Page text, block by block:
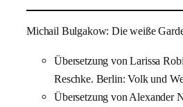
Michail Bulgakow: Die weiße
Übersetzung von Larissa
Reschke. Berlin: Volk und
Übersetzung von Alexander